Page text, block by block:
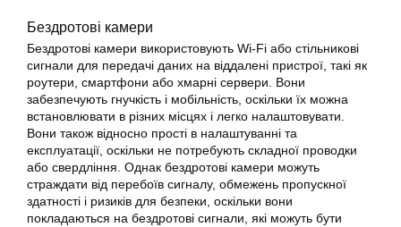
Бездротові камери
Бездротові камери використовують Wi-Fi або стільникові
сигнали для передачі даних на віддалені пристрої, такі як
роутери, смартфони або хмарні сервери. Вони
забезпечують гнучкість і мобільність, оскільки їх можна
встановлювати в різних місцях і легко налаштовувати.
Вони також відносно прості в налаштуванні та
експлуатації, оскільки не потребують складної проводки
або свердління. Однак бездротові камери можуть
страждати від перебоїв сигналу, обмежень пропускної
здатності і ризиків для безпеки, оскільки вони
покладаються на бездротові сигнали, які можуть бути